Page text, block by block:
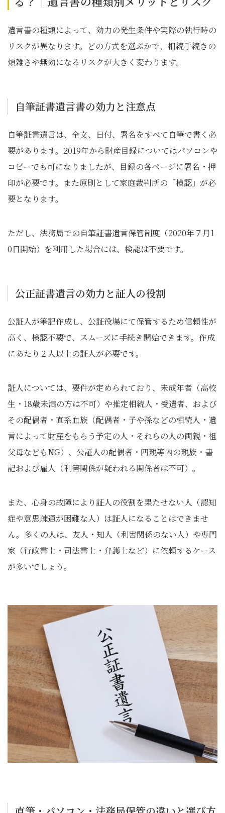
遺言書の種類によって、効力の発生条件や実際の執行時の
リスクが異なります。どの方式を選ぶかで、相続手続きの
煩雑さや無効になるリスクが大きく変わります。
自筆証書遺言書の効力と注意点
自筆証書遺言は、全文、日付、署名をすべて自筆で書く必
要があります。2019年から財産目録についてはパソコンや
コピーでも可になりましたが、目録の各ページに署名・押
印が必要です。また原則として家庭裁判所の「検認」が必
要となります。
ただし、法務局での自筆証書遺言保管制度（2020年７月1
0日開始）を利用した場合には、検認は不要です。
公正証書遺言の効力と証人の役割
公証人が筆記作成し、公証役場にて保管するため信頼性が
高く、検認不要で、スムーズに手続き開始できます。作成
にあたり２人以上の証人が必要です。
証人については、要件が定められており、未成年者（高校
生・18歳未満の方は不可）や推定相続人・受遺者、および
その配偶者・直系血族（配偶者・子や孫などの相続人・遺
言によって財産をもらう予定の人・それらの人の両親・祖
父母などもNG）、公証人の配偶者・四親等内の親族・書
記および雇人（利害関係が疑われる関係者は不可）。
また、心身の故障により証人の役割を果たせない人（認知
症や意思疎通が困難な人）は証人になることはできませ
ん。多くの人は、友人・知人（利害関係のない人）や専門
家（行政書士・司法書士・弁護士など）に依頼するケース
が多いでしょう。